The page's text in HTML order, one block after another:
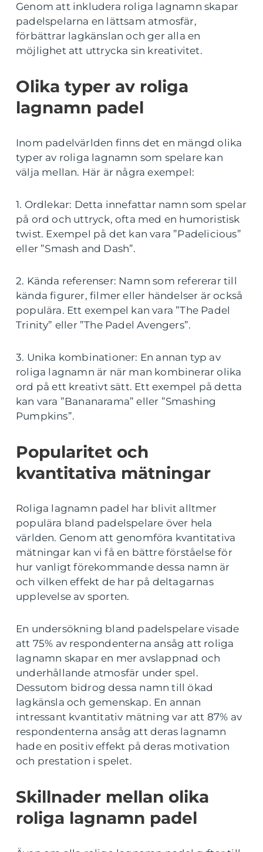
Genom att inkludera roliga lagnamn skapar
padelspelarna en lättsam atmosfär,
förbättrar lagkänslan och ger alla en
möjlighet att uttrycka sin kreativitet.
Olika typer av roliga
lagnamn padel
Inom padelvärlden finns det en mängd olika
typer av roliga lagnamn som spelare kan
välja mellan. Här är några exempel:
1. Ordlekar: Detta innefattar namn som spelar
på ord och uttryck, ofta med en humoristisk
twist. Exempel på det kan vara ”Padelicious”
eller ”Smash and Dash”.
2. Kända referenser: Namn som refererar till
kända figurer, filmer eller händelser är också
populära. Ett exempel kan vara ”The Padel
Trinity” eller ”The Padel Avengers”.
3. Unika kombinationer: En annan typ av
roliga lagnamn är när man kombinerar olika
ord på ett kreativt sätt. Ett exempel på detta
kan vara ”Bananarama” eller ”Smashing
Pumpkins”.
Popularitet och
kvantitativa mätningar
Roliga lagnamn padel har blivit alltmer
populära bland padelspelare över hela
världen. Genom att genomföra kvantitativa
mätningar kan vi få en bättre förståelse för
hur vanligt förekommande dessa namn är
och vilken effekt de har på deltagarnas
upplevelse av sporten.
En undersökning bland padelspelare visade
att 75% av respondenterna ansåg att roliga
lagnamn skapar en mer avslappnad och
underhållande atmosfär under spel.
Dessutom bidrog dessa namn till ökad
lagkänsla och gemenskap. En annan
intressant kvantitativ mätning var att 87% av
respondenterna ansåg att deras lagnamn
hade en positiv effekt på deras motivation
och prestation i spelet.
Skillnader mellan olika
roliga lagnamn padel